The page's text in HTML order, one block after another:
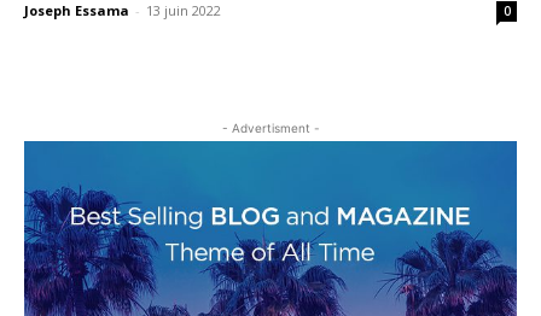
Joseph Essama - 13 juin 2022 0
- Advertisment -